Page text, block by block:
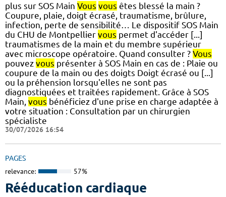
plus sur SOS Main Vous vous êtes blessé la main ?
Coupure, plaie, doigt écrasé, traumatisme, brûlure,
infection, perte de sensibilité… Le dispositif SOS Main
du CHU de Montpellier vous permet d'accéder [...]
traumatismes de la main et du membre supérieur
avec microscope opératoire. Quand consulter ? Vous
pouvez vous présenter à SOS Main en cas de : Plaie ou
coupure de la main ou des doigts Doigt écrasé ou [...]
ou la préhension lorsqu'elles ne sont pas
diagnostiquées et traitées rapidement. Grâce à SOS
Main, vous bénéficiez d'une prise en charge adaptée à
votre situation : Consultation par un chirurgien
spécialiste
30/07/2026 16:54
PAGES
relevance: 57%
Rééducation cardiaque